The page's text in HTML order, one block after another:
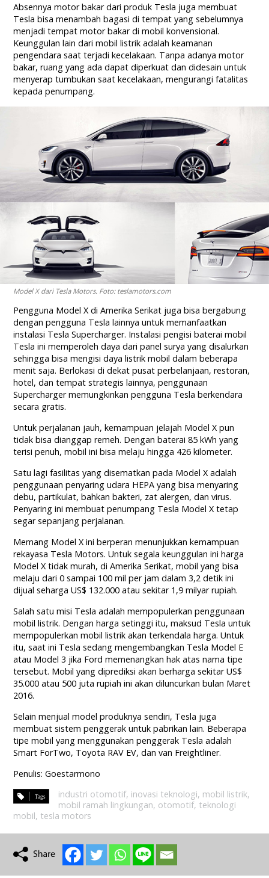
Absennya motor bakar dari produk Tesla juga membuat
Tesla bisa menambah bagasi di tempat yang sebelumnya
menjadi tempat motor bakar di mobil konvensional.
Keunggulan lain dari mobil listrik adalah keamanan
pengendara saat terjadi kecelakaan. Tanpa adanya motor
bakar, ruang yang ada dapat diperkuat dan didesain untuk
menyerap tumbukan saat kecelakaan, mengurangi fatalitas
kepada penumpang.
Model X dari Tesla Motors. Foto: teslamotors.com
Pengguna Model X di Amerika Serikat juga bisa bergabung
dengan pengguna Tesla lainnya untuk memanfaatkan
instalasi Tesla Supercharger. Instalasi pengisi baterai mobil
Tesla ini memperoleh daya dari panel surya yang disalurkan
sehingga bisa mengisi daya listrik mobil dalam beberapa
menit saja. Berlokasi di dekat pusat perbelanjaan, restoran,
hotel, dan tempat strategis lainnya, penggunaan
Supercharger memungkinkan pengguna Tesla berkendara
secara gratis.
Untuk perjalanan jauh, kemampuan jelajah Model X pun
tidak bisa dianggap remeh. Dengan baterai 85 kWh yang
terisi penuh, mobil ini bisa melaju hingga 426 kilometer.
Satu lagi fasilitas yang disematkan pada Model X adalah
penggunaan penyaring udara HEPA yang bisa menyaring
debu, partikulat, bahkan bakteri, zat alergen, dan virus.
Penyaring ini membuat penumpang Tesla Model X tetap
segar sepanjang perjalanan.
Memang Model X ini berperan menunjukkan kemampuan
rekayasa Tesla Motors. Untuk segala keunggulan ini harga
Model X tidak murah, di Amerika Serikat, mobil yang bisa
melaju dari 0 sampai 100 mil per jam dalam 3,2 detik ini
dijual seharga US$ 132.000 atau sekitar 1,9 milyar rupiah.
Salah satu misi Tesla adalah mempopulerkan penggunaan
mobil listrik. Dengan harga setinggi itu, maksud Tesla untuk
mempopulerkan mobil listrik akan terkendala harga. Untuk
itu, saat ini Tesla sedang mengembangkan Tesla Model E
atau Model 3 jika Ford memenangkan hak atas nama tipe
tersebut. Mobil yang diprediksi akan berharga sekitar US$
35.000 atau 500 juta rupiah ini akan diluncurkan bulan Maret
2016.
Selain menjual model produknya sendiri, Tesla juga
membuat sistem penggerak untuk pabrikan lain. Beberapa
tipe mobil yang menggunakan penggerak Tesla adalah
Smart ForTwo, Toyota RAV EV, dan van Freightliner.
Penulis: Goestarmono
industri otomotif, inovasi teknologi, mobil listrik,
mobil ramah lingkungan, otomotif, teknologi
mobil, tesla motors